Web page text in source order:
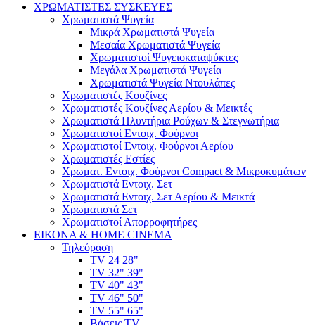
ΧΡΩΜΑΤΙΣΤΕΣ ΣΥΣΚΕΥΕΣ
Χρωματιστά Ψυγεία
Μικρά Χρωματιστά Ψυγεία
Μεσαία Χρωματιστά Ψυγεία
Χρωματιστοί Ψυγειοκαταψύκτες
Μεγάλα Χρωματιστά Ψυγεία
Χρωματιστά Ψυγεία Ντουλάπες
Χρωματιστές Κουζίνες
Χρωματιστές Κουζίνες Αερίου & Μεικτές
Χρωματιστά Πλυντήρια Ρούχων & Στεγνωτήρια
Χρωματιστοί Εντοιχ. Φούρνοι
Χρωματιστοί Εντοιχ. Φούρνοι Αερίου
Χρωματιστές Εστίες
Χρωματ. Εντοιχ. Φούρνοι Compact & Μικροκυμάτων
Χρωματιστά Εντοιχ. Σετ
Χρωματιστά Εντοιχ. Σετ Αερίου & Μεικτά
Χρωματιστά Σετ
Χρωματιστοί Απορροφητήρες
ΕΙΚΟΝΑ & HOME CINEMA
Τηλεόραση
TV 24 28"
TV 32" 39"
TV 40" 43"
TV 46" 50"
TV 55" 65"